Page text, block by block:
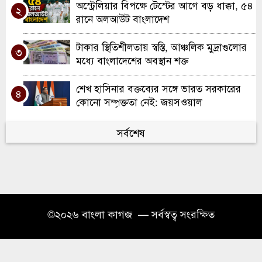
২
অস্ট্রেলিয়ার বিপক্ষে টেস্টের আগে বড় ধাক্কা, ৫৪
রানে অলআউট বাংলাদেশ
৩
টাকার স্থিতিশীলতায় স্বস্তি, আঞ্চলিক মুদ্রাগুলোর
মধ্যে বাংলাদেশের অবস্থান শক্ত
৪
শেখ হাসিনার বক্তব্যের সঙ্গে ভারত সরকারের
কোনো সম্পৃক্ততা নেই: জয়সওয়াল
বাংলাদেশে ফিরে বিচার মোকাবিলায় প্রস্তুত
সাকিব আল হাসান, চান নিরাপত্তার নিশ্চয়তা
গ্যাস সরবরাহে স্বস্তি ফিরতে শুরু, এলএনজি
সর্বশেষ
©২০২৬ বাংলা কাগজ — সর্বস্বত্ব সংরক্ষিত